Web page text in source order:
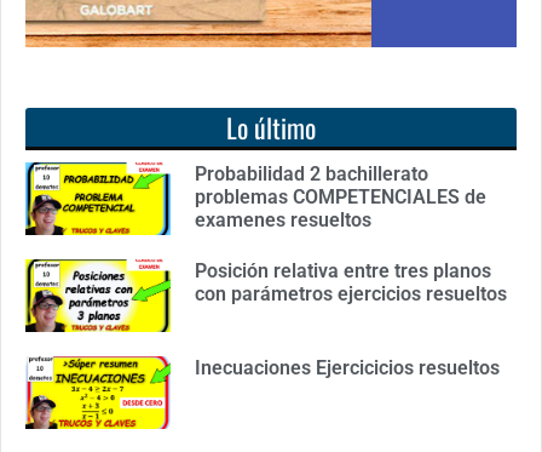
Lo último
Probabilidad 2 bachillerato
problemas COMPETENCIALES de
examenes resueltos
Posición relativa entre tres planos
con parámetros ejercicios resueltos
Inecuaciones Ejercicicios resueltos